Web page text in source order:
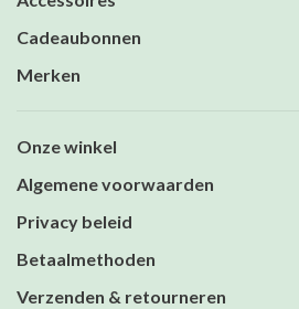
Cadeaubonnen
Merken
Onze winkel
Algemene voorwaarden
Privacy beleid
Betaalmethoden
Verzenden & retourneren